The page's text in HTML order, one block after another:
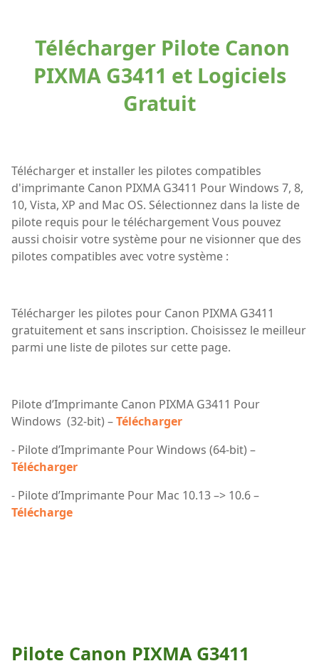
Télécharger Pilote Canon
PIXMA G3411 et Logiciels
Gratuit
Télécharger et installer les pilotes compatibles
d'imprimante Canon PIXMA G3411 Pour Windows 7, 8,
10, Vista, XP and Mac OS. Sélectionnez dans la liste de
pilote requis pour le téléchargement Vous pouvez
aussi choisir votre système pour ne visionner que des
pilotes compatibles avec votre système :
Télécharger les pilotes pour Canon PIXMA G3411
gratuitement et sans inscription. Choisissez le meilleur
parmi une liste de pilotes sur cette page.
Pilote d’Imprimante Canon PIXMA G3411 Pour
Windows (32-bit) –Télécharger
- Pilote d’Imprimante Pour Windows (64-bit) –
Télécharger
- Pilote d’Imprimante Pour Mac 10.13 –> 10.6 –
Télécharge
Pilote Canon PIXMA G3411